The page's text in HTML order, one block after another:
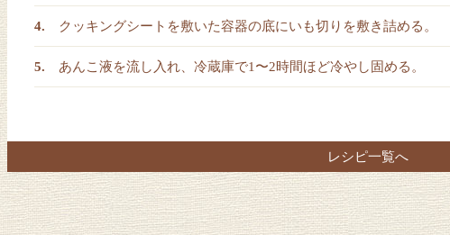
クッキングシートを敷いた容器の底にいも切りを敷き詰める。
あんこ液を流し入れ、冷蔵庫で1〜2時間ほど冷やし固める。
レシピ一覧へ